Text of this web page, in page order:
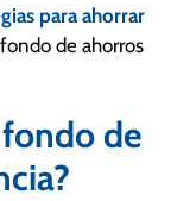
para ahorrar
de ahorros
de